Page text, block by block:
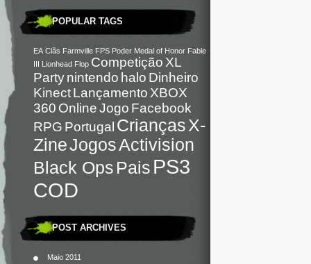
POPULAR TAGS
EA Clãs Farmville FPS Poder Medal of Honor Fable
III Lionhead Flop Competição XL
Partynintendo halo Dinheiro
KinectLançamento XBOX
360 OnlineJogo Facebook
RPG Portugal CriançasX-
ZineJogosActivision
Black Ops Pais PS3
COD
POST ARCHIVES
Maio 2011